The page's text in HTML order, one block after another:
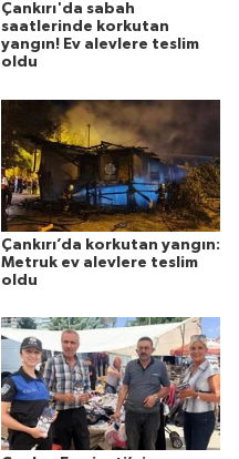
Çankırı'da sabah
saatlerinde korkutan
yangın! Ev alevlere teslim
oldu
Çankırı’da korkutan yangın:
Metruk ev alevlere teslim
oldu